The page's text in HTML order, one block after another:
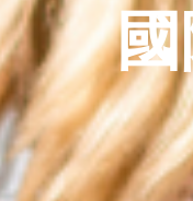
國
際
事
務
處